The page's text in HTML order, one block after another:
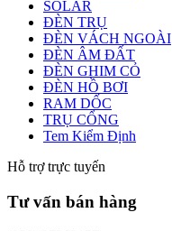
SOLAR
ĐÈN TRỤ
ĐÈN VÁCH NGOÀI
ĐÈN ÂM ĐẤT
ĐÈN GHIM CỎ
ĐÈN HỒ BƠI
RAM DỐC
TRỤ CỔNG
Tem Kiểm Định
Hỗ trợ trực tuyến
Tư vấn bán hàng